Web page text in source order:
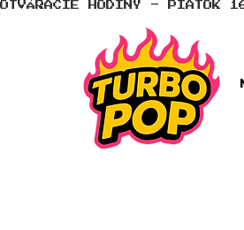
OTVÁRACIE HODINY - PIATOK